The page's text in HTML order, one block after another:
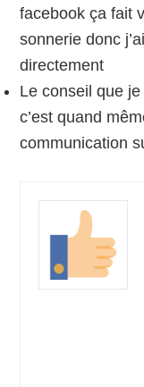
facebook ça fait
sonnerie donc
directement
Le conseil que
c’est quand
communication